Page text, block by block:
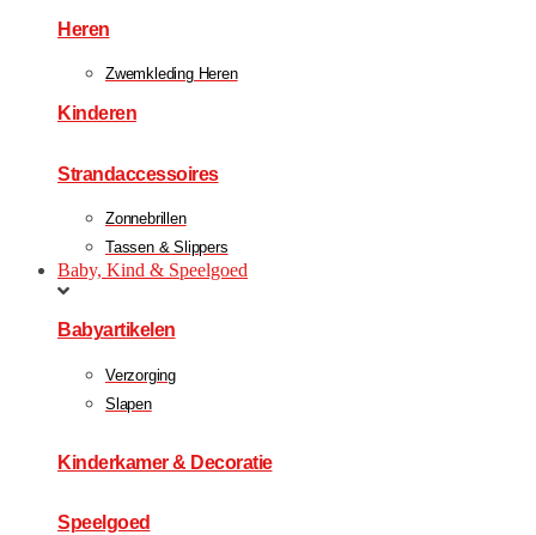
Heren
Zwemkleding Heren
Kinderen
Strandaccessoires
Zonnebrillen
Tassen & Slippers
Baby, Kind & Speelgoed
Babyartikelen
Verzorging
Slapen
Kinderkamer & Decoratie
Speelgoed